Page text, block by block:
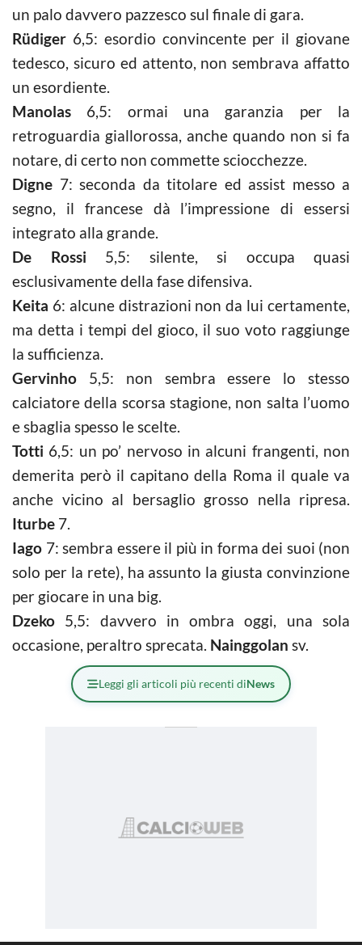
un palo davvero pazzesco sul finale di gara.
Rüdiger 6,5: esordio convincente per il giovane
tedesco, sicuro ed attento, non sembrava affatto
un esordiente.
Manolas 6,5: ormai una garanzia per la
retroguardia giallorossa, anche quando non si fa
notare, di certo non commette sciocchezze.
Digne 7: seconda da titolare ed assist messo a
segno, il francese dà l’impressione di essersi
integrato alla grande.
De Rossi 5,5: silente, si occupa quasi
esclusivamente della fase difensiva.
Keita 6: alcune distrazioni non da lui certamente,
ma detta i tempi del gioco, il suo voto raggiunge
la sufficienza.
Gervinho 5,5: non sembra essere lo stesso
calciatore della scorsa stagione, non salta l’uomo
e sbaglia spesso le scelte.
Totti 6,5: un po’ nervoso in alcuni frangenti, non
demerita però il capitano della Roma il quale va
anche vicino al bersaglio grosso nella ripresa.
Iturbe 7.
Iago 7: sembra essere il più in forma dei suoi (non
solo per la rete), ha assunto la giusta convinzione
per giocare in una big.
Dzeko 5,5: davvero in ombra oggi, una sola
occasione, peraltro sprecata. Nainggolan sv.
Leggi gli articoli più recenti diNews